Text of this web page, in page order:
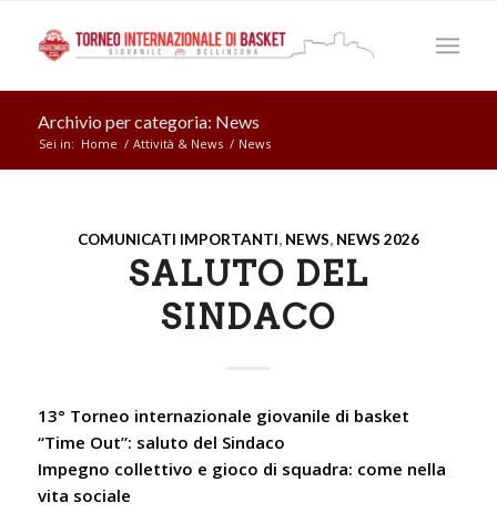
Archivio per categoria: News
Sei in: Home / Attività & News / News
COMUNICATI IMPORTANTI, NEWS, NEWS 2026
SALUTO DEL
SINDACO
13° Torneo internazionale giovanile di basket
“Time Out”: saluto del Sindaco
Impegno collettivo e gioco di squadra: come nella
vita sociale